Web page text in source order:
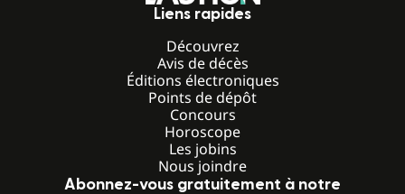
Liens rapides
Découvrez
Avis de décès
Éditions électroniques
Points de dépôt
Concours
Horoscope
Les jobins
Nous joindre
Abonnez-vous gratuitement à notre